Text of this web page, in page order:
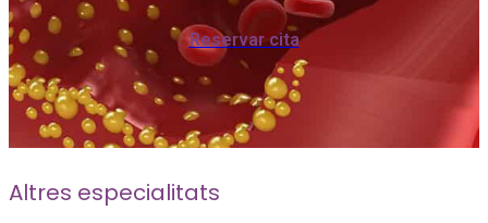
Reservar cita
Altres especialitats